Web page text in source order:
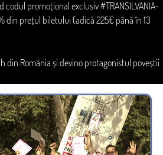
codul promoțional exclusiv #TRANSILVANIA-
din prețul biletului (adică 225€ până în 13
România și devino protagonistul poveștii